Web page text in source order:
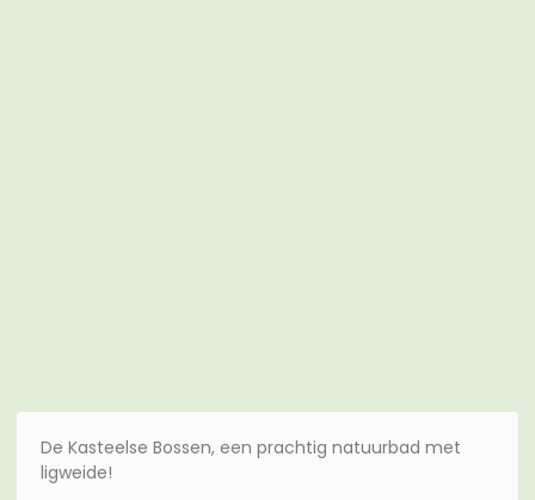
De Kasteelse Bossen, een prachtig natuurbad met
ligweide!